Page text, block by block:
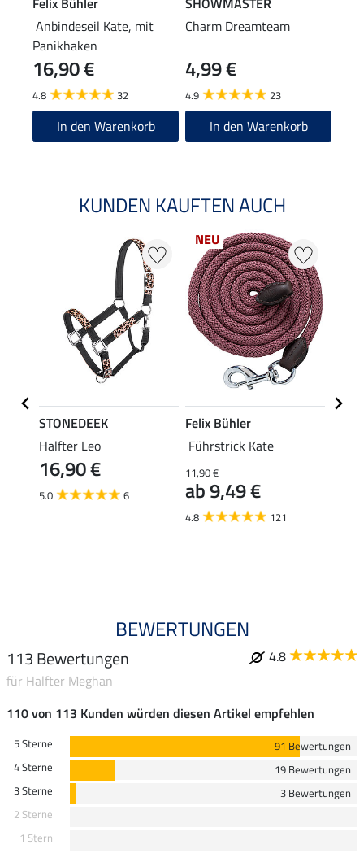
Anbindeseil Kate, mit
Panikhaken
16,90 €
4.8 32
In den Warenkorb
Charm Dreamteam
4,99 €
4.9 23
In den Warenkorb
KUNDEN KAUFTEN AUCH
STONEDEEK
Halfter Leo
16,90 €
5.0 6
NEU
Felix Bühler
Führstrick Kate
11,90 €
ab 9,49 €
4.8 121
BEWERTUNGEN
113 Bewertungen
4.8
für Halfter Meghan
110 von 113 Kunden würden diesen Artikel empfehlen
5 Sterne
91 Bewertungen
4 Sterne
19 Bewertungen
3 Sterne
3 Bewertungen
2 Sterne
1 Stern